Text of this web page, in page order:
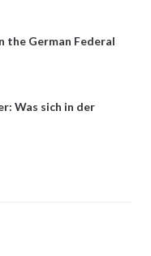
the German Federal
Was sich in der